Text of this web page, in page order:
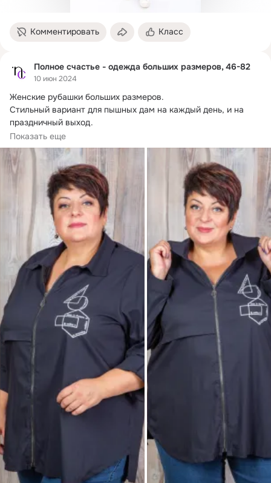
Комментировать Класс
Полное счастье - одежда больших размеров, 46-82
10 июн 2024
Женские рубашки больших размеров.
Стильный вариант для пышных дам на каждый день, и на
праздничный выход.
Ткань производства Турции.
Показать еще